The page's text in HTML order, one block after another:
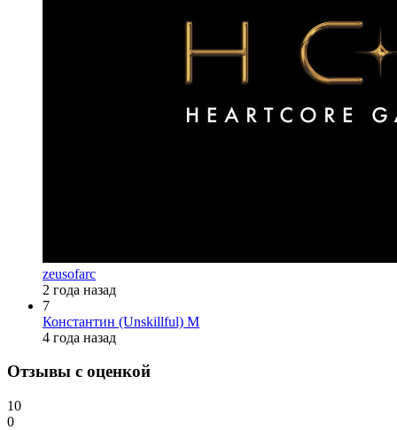
zeusofarc
2 года назад
7
Константин (Unskillful) М
4 года назад
Отзывы с оценкой
10
0